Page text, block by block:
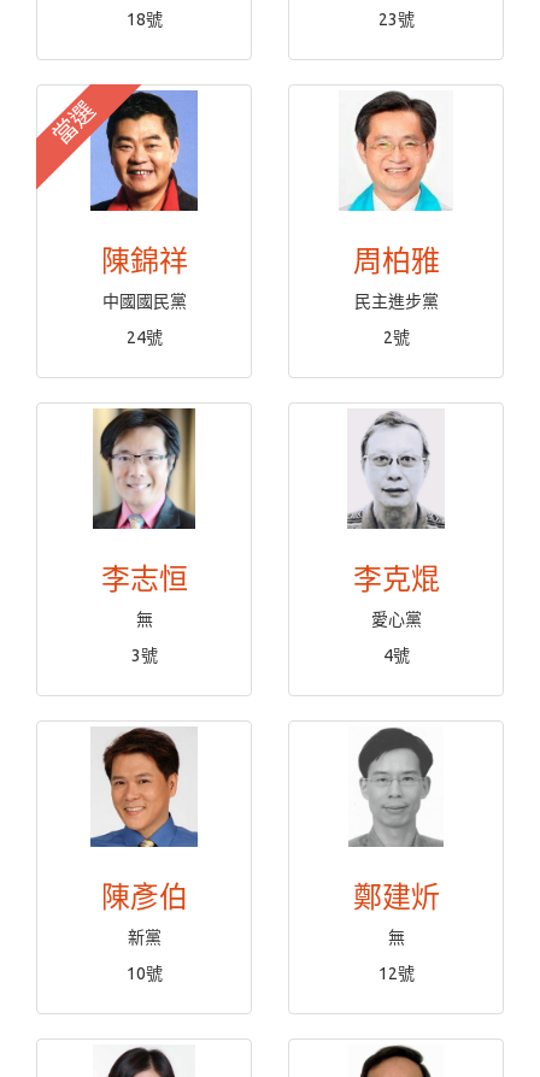
18號 23號
當選
陳錦祥
中國國民黨
24號
周柏雅
民主進步黨
2號
李志恒
無
3號
李克焜
愛心黨
4號
陳彥伯
新黨
10號
鄭建炘
無
12號